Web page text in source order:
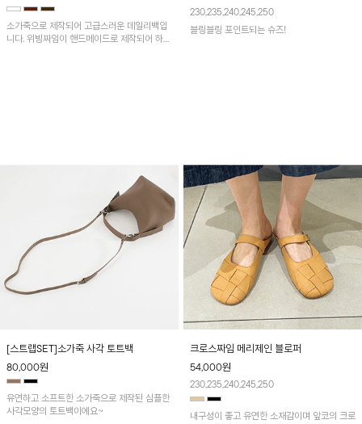
소가죽으로 제작되어 고급스러운 데일리백입
니다. 위빙짜임이 핸드메이드로 제작되어 하이
230,235,240,245,250
블링블링 포인트되는 슈즈!
[스트랩SET]소가죽 사각 토트백
80,000원
유연하고 소프트한 소가죽으로 제작된 심플한
사각모양의 토트백이에요~
크로스짜임 메리제인 블로퍼
54,000원
230,235,240,245,250
내구성이 좋고 유연한 소재감이며 앞코의 크로